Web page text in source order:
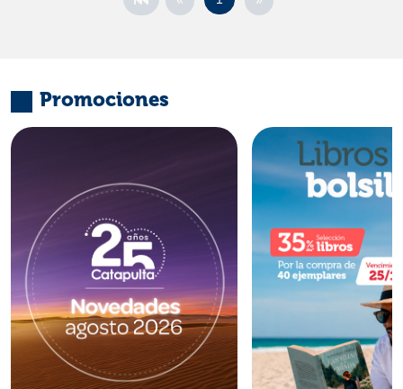
Promociones